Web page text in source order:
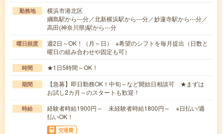
勤務地
横浜市港北区
綱島駅から---分／北新横浜駅から---分／妙蓮寺駅から---分／
高田(神奈川県)駅から---分
曜日頻度
週2日～OK！（月～日） ※希望のシフトを毎月提出（日数と
曜日の組み合わせや固定も可）
時間 ★1日5時間～OK！
期間
【急募】即日勤務OK！中旬～など開始日相談可 ★まずは
お試し2カ月～のスタートも歓迎！
時給
経験者時給1900円～ 未経験者時給1800円～ ※日払い/週
払いOK！
交通費